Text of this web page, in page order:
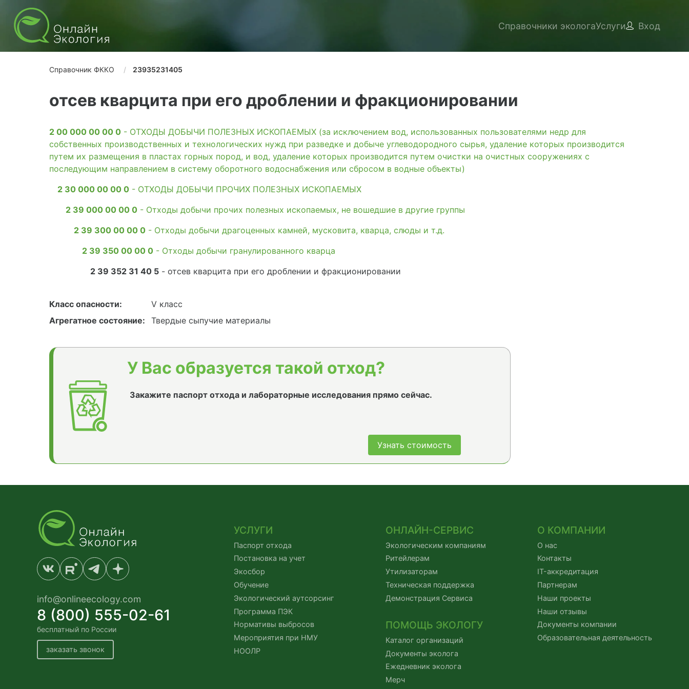
Справочники экологаУслуги Вход
Справочник ФККО 23935231405
отсев кварцита при его дроблении и фракционировании
2 00 000 00 00 0 - ОТХОДЫ ДОБЫЧИ ПОЛЕЗНЫХ ИСКОПАЕМЫХ (за исключением вод, использованных пользователями недр для
собственных производственных и технологических нужд при разведке и добыче углеводородного сырья, удаление которых производится
путем их размещения в пластах горных пород, и вод, удаление которых производится путем очистки на очистных сооружениях с
последующим направлением в систему оборотного водоснабжения или сбросом в водные объекты)
2 30 000 00 00 0 - ОТХОДЫ ДОБЫЧИ ПРОЧИХ ПОЛЕЗНЫХ ИСКОПАЕМЫХ
2 39 000 00 00 0 - Отходы добычи прочих полезных ископаемых, не вошедшие в другие группы
2 39 300 00 00 0 - Отходы добычи драгоценных камней, мусковита, кварца, слюды и т.д.
2 39 350 00 00 0 - Отходы добычи гранулированного кварца
2 39 352 31 40 5 - отсев кварцита при его дроблении и фракционировании
Класс опасности:
V класс
Агрегатное состояние:
Твердые сыпучие материалы
У Вас образуется такой отход?
Закажите паспорт отхода и лабораторные исследования прямо сейчас.
Узнать стоимость
info@onlineecology.com
8 (800) 555-02-61
бесплатный по России
заказать звонок
УСЛУГИ
Паспорт отхода
Постановка на учет
Экосбор
Обучение
Экологический аутсорсинг
Программа ПЭК
Нормативы выбросов
Мероприятия при НМУ
НООЛР
ОНЛАЙН-СЕРВИС
Экологическим компаниям
Ритейлерам
Утилизаторам
Техническая поддержка
Демонстрация Сервиса
ПОМОЩЬ ЭКОЛОГУ
Каталог организаций
Документы эколога
Ежедневник эколога
Мерч
О КОМПАНИИ
О нас
Контакты
IT-аккредитация
Партнерам
Наши проекты
Наши отзывы
Документы компании
Образовательная деятельность